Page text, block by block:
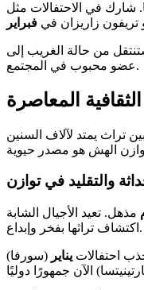
شارك في الاحتفالات مثل
تريفون زاريزان في فبراير
من حالة الغريب إلى
عضو محبوب في المجتمع.
المعاصرة
تراث يمتد لآلاف السنين
والتقليد في توازن
مذهل. تعيد الأجيال الشابة
اكتشاف تراثها بفخر وإبداع.
احتفالات يناير (سورفا)